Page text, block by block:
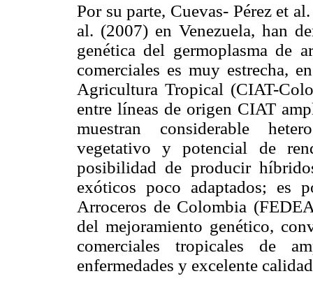
Por su parte, Cuevas- Pérez et
al. (2007) en Venezuela, han
genética del germoplasma de
comerciales es muy estrecha,
Agricultura Tropical (CIAT-
entre líneas de origen CIAT
muestran considerable
vegetativo y potencial de
posibilidad de producir
exóticos poco adaptados; es
Arroceros de Colombia
del mejoramiento genético,
comerciales tropicales de
enfermedades y excelente